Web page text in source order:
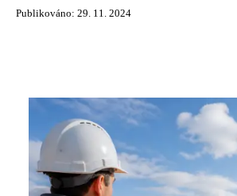
Publikováno: 29. 11. 2024